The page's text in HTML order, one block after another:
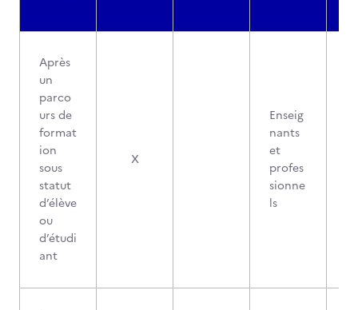
Après
un
parco
urs de
format
ion
sous
statut
d’élève
ou
d’étudi
ant
X
Enseig
nants
et
profes
sionne
ls